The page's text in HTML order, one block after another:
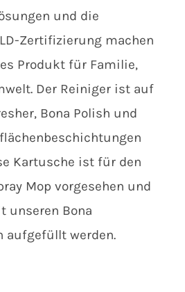
und die
Zertifizierung machen
Produkt für Familie,
Der Reiniger ist auf
Bona Polish und
Kartusche ist für den
Mop vorgesehen und
unseren Bona
aufgefüllt werden.